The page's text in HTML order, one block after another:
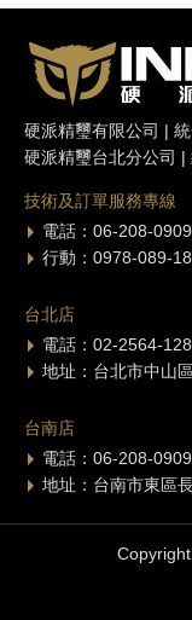
硬派精璽有限公司 |
硬派精璽台北分公司
技術及訂單服務專線
電話：06-208-0909
行動：0978-089-
台北店
電話：02-2564-
地址：台北市中山
台南店
電話：06-208-0909
地址：台南市東區